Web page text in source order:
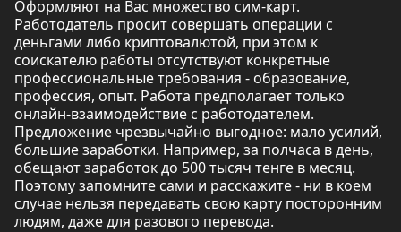
Оформляют на Вас множество сим-карт.
Работодатель просит совершать операции с
деньгами либо криптовалютой, при этом к
соискателю работы отсутствуют конкретные
профессиональные требования - образование,
профессия, опыт. Работа предполагает только
онлайн-взаимодействие с работодателем.
Предложение чрезвычайно выгодное: мало усилий,
большие заработки. Например, за полчаса в день,
обещают заработок до 500 тысяч тенге в месяц.
Поэтому запомните сами и расскажите - ни в коем
случае нельзя передавать свою карту посторонним
людям, даже для разового перевода.